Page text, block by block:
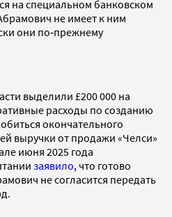
на специальном банковском
не имеет к ним
они по‑прежнему
выделили £200 000 на
расходы по созданию
окончательного
выручки от продажи «Челси»
июня 2025 года
заявило, что готово
не согласится передать